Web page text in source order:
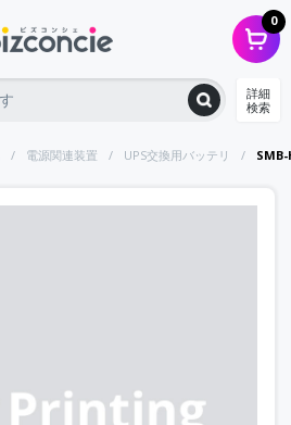
0
詳細
検索
電源関連装置 UPS交換用バッテリ SMB-